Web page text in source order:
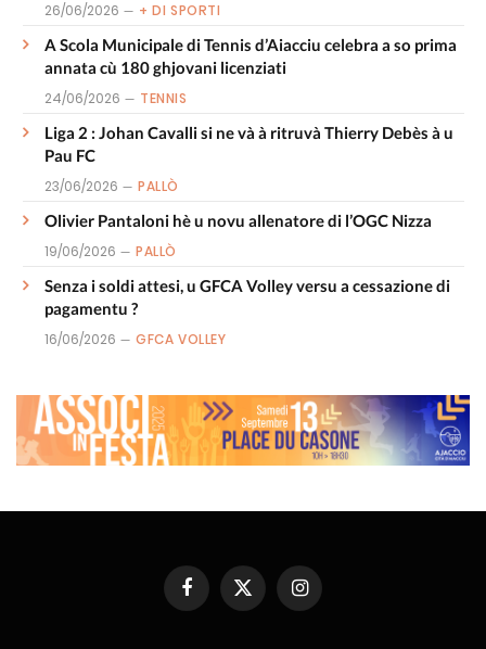
26/06/2026 + DI SPORTI
A Scola Municipale di Tennis d’Aiacciu celebra a so prima
annata cù 180 ghjovani licenziati
24/06/2026 TENNIS
Liga 2 : Johan Cavalli si ne và à ritruvà Thierry Debès à u
Pau FC
23/06/2026 PALLÒ
Olivier Pantaloni hè u novu allenatore di l’OGC Nizza
19/06/2026 PALLÒ
Senza i soldi attesi, u GFCA Volley versu a cessazione di
pagamentu ?
16/06/2026 GFCA VOLLEY
FacebookX
Instagram